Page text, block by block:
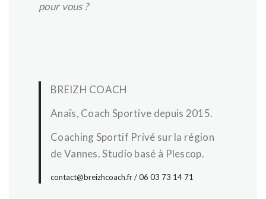
pour vous ?
BREIZH COACH
Anaïs, Coach Sportive depuis 2015.
Coaching Sportif Privé sur la région
de Vannes. Studio basé à Plescop.
contact@breizhcoach.fr / 06 03 73 14 71